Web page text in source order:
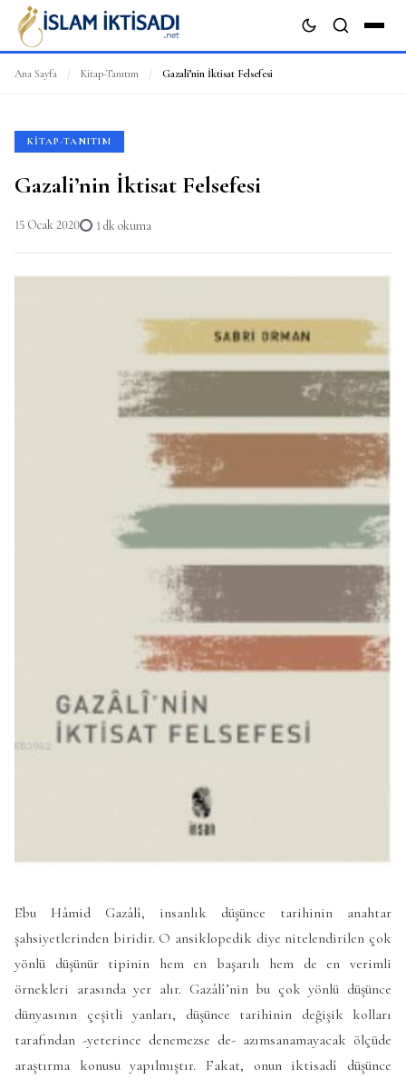
Ana Sayfa / Kitap-Tanıtım / Gazali’nin İktisat Felsefesi
KITAP-TANITIM
Gazali’nin İktisat Felsefesi
15 Ocak 2020 1 dk okuma
Ebu Hâmid Gazâlî, insanlık düşünce tarihinin anahtar
şahsiyetlerinden biridir. O ansiklopedik diye nitelendirilen çok
yönlü düşünür tipinin hem en başarılı hem de en verimli
örnekleri arasında yer alır. Gazâlî’nin bu çok yönlü düşünce
dünyasının çeşitli yanları, düşünce tarihinin değişik kolları
tarafından -yeterince denemezse de- azımsanamayacak ölçüde
araştırma konusu yapılmıştır. Fakat, onun iktisadî düşünce